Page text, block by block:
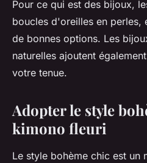
Pour ce qui est des bijoux,
boucles d'oreilles en perles,
de bonnes options. Les
naturelles ajoutent
votre tenue.
Adopter le style
kimono fleuri
Le style bohème chic est un